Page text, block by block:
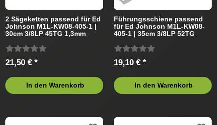
2 Sägeketten passend für Ed
Johnson M1L-KW08-405-1 |
30cm 3/8LP 45TG 1,3mm
21,50 € *
In den Warenkorb
Führungsschiene passend
für Ed Johnson M1L-KW08-
405-1 | 35cm 3/8LP 52TG
19,10 € *
In den Warenkorb